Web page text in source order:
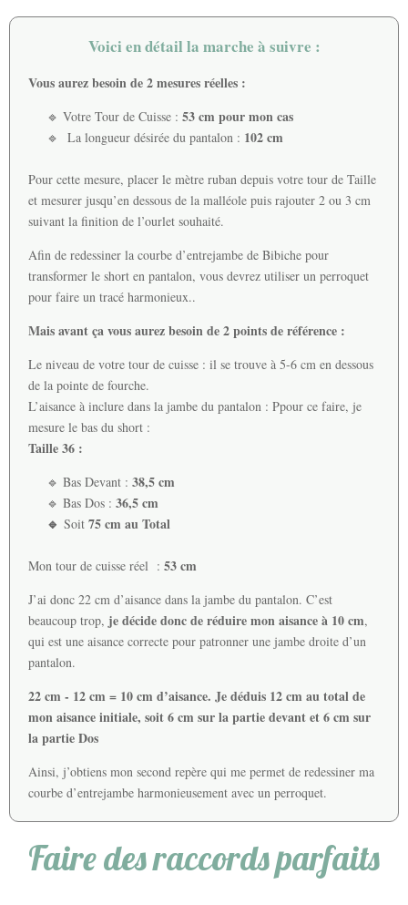
Voici en détail la marche à suivre :
Vous aurez besoin de 2 mesures réelles :
🔹 Votre Tour de Cuisse : 53 cm pour mon cas
🔹 La longueur désirée du pantalon : 102 cm
Pour cette mesure, placer le mètre ruban depuis votre tour de Taille
et mesurer jusqu’en dessous de la malléole puis rajouter 2 ou 3 cm
suivant la finition de l’ourlet souhaité.
Afin de redessiner la courbe d’entrejambe de Bibiche pour
transformer le short en pantalon, vous devrez utiliser un perroquet
pour faire un tracé harmonieux..
Mais avant ça vous aurez besoin de 2 points de référence :
Le niveau de votre tour de cuisse : il se trouve à 5-6 cm en dessous
de la pointe de fourche.
L’aisance à inclure dans la jambe du pantalon : Ppour ce faire, je
mesure le bas du short :
Taille 36 :
🔹 Bas Devant : 38,5 cm
🔹 Bas Dos : 36,5 cm
🔹 Soit 75 cm au Total
Mon tour de cuisse réel : 53 cm
J’ai donc 22 cm d’aisance dans la jambe du pantalon. C’est
beaucoup trop, je décide donc de réduire mon aisance à 10 cm,
qui est une aisance correcte pour patronner une jambe droite d’un
pantalon.
22 cm - 12 cm = 10 cm d’aisance. Je déduis 12 cm au total de
mon aisance initiale, soit 6 cm sur la partie devant et 6 cm sur
la partie Dos
Ainsi, j’obtiens mon second repère qui me permet de redessiner ma
courbe d’entrejambe harmonieusement avec un perroquet.
Faire des raccords parfaits